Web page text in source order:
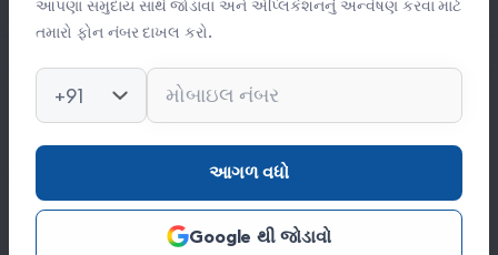
સંપર્ક
કિતાબ લાઈબ્રેરી
ફોટો ગેલેરી
સંપર્ક
0278 251 0056
hajinajitrust@gmail.com
આપણા સમુદાય સાથે જોડાવા અને એપ્લિકેશનનું અન્વેષણ કરવા માટે
તમારો ફોન નંબર દાખલ કરો.
+91
આગળ વધો
Google થી જોડાવો